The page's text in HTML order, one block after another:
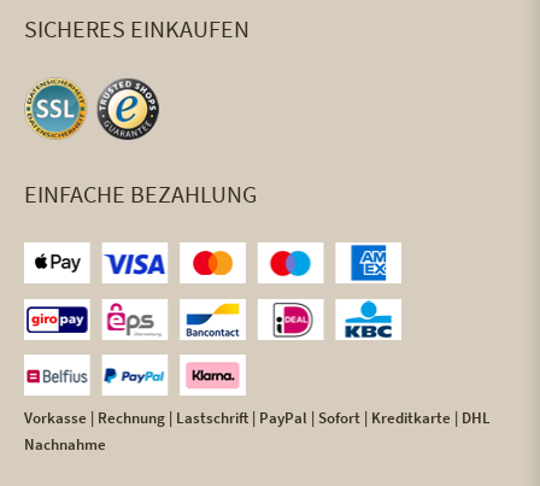
SICHERES EINKAUFEN
EINFACHE BEZAHLUNG
Vorkasse | Rechnung | Lastschrift | PayPal | Sofort | Kreditkarte | DHL
Nachnahme